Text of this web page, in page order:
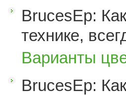
BrucesEp:
технике,
Варианты
BrucesEp: